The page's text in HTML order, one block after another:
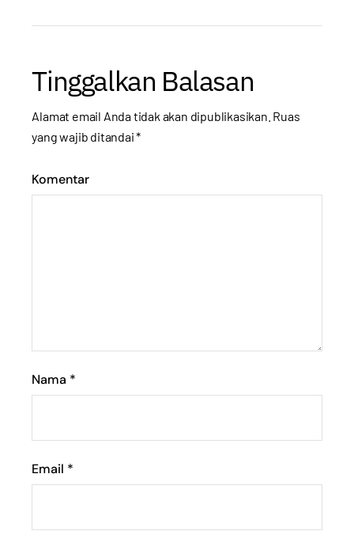
Tinggalkan Balasan
Alamat email Anda tidak akan dipublikasikan. Ruas
yang wajib ditandai*
Komentar
Nama *
Email *